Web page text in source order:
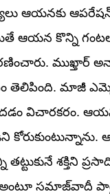
ఆయనకు
ఆయన కొన్ని
ముఖ్తార్
తెలిపింది. మాజీ
విచారకరం.
కోరుకుంటున్నాను.
తట్టుకునే శక్తిని
అంటూ సమాజ్‌వాదీ